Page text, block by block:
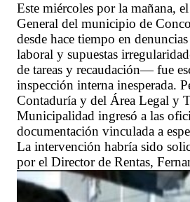
Este miércoles por la mañana,
General del municipio de
desde hace tiempo en
laboral y supuestas
de tareas y recaudación— fue
inspección interna inesperada.
Contaduría y del Área Legal y
Municipalidad ingresó a las
documentación vinculada a
La intervención habría sido
por el Director de Rentas,